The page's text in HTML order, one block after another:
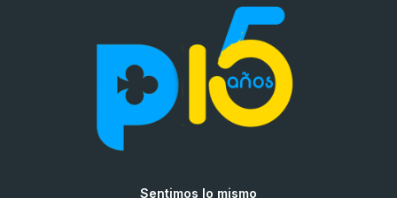
Sentimos lo mismo